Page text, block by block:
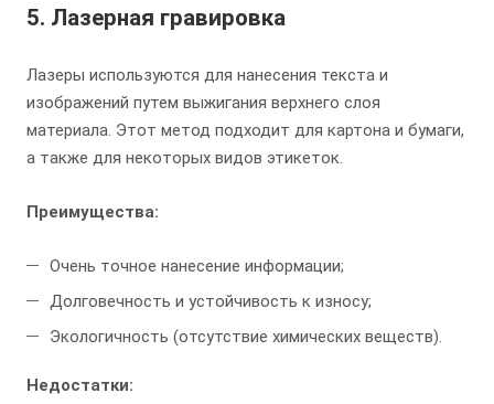
5. Лазерная гравировка
Лазеры используются для нанесения текста и
изображений путем выжигания верхнего слоя
материала. Этот метод подходит для картона и бумаги,
а также для некоторых видов этикеток.
Преимущества:
Очень точное нанесение информации;
Долговечность и устойчивость к износу;
Экологичность (отсутствие химических веществ).
Недостатки: